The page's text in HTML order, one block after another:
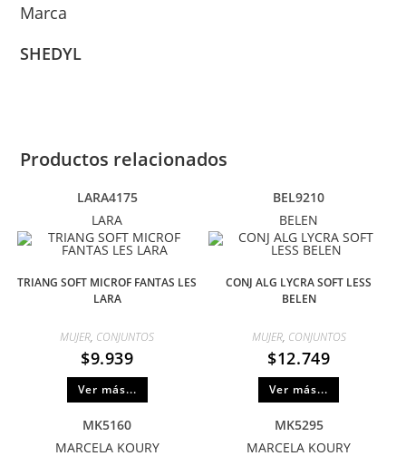
Marca
SHEDYL
Productos relacionados
LARA4175
LARA
TRIANG SOFT MICROF FANTAS LES
LARA
MUJER, CONJUNTOS
$9.939
Ver más...
BEL9210
BELEN
CONJ ALG LYCRA SOFT LESS
BELEN
MUJER, CONJUNTOS
$12.749
Ver más...
MK5160
MARCELA KOURY
MK5295
MARCELA KOURY